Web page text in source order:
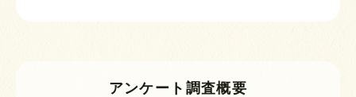
アンケート調査概要